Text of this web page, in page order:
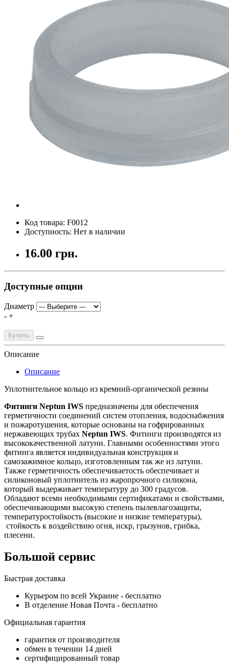
Код товара: F0012
Доступность: Нет в наличии
16.00 грн.
Доступные опции
Диаметр
- +
Купить
Описание
Описание
Уплотнительное кольцо из кремний-органической резины
Фитинги Neptun IWS предназначены для обеспечения
герметичности соединений систем отопления, водоснабжения
и пожаротушения, которые основаны на гофрированных
нержавеющих трубах Neptun IWS. Фитинги производятся из
высококачественной латуни. Главными особенностями этого
фитинга является индивидуальная конструкция и
самозажимное кольцо, изготовленным так же из латуни.
Также герметичность обеспечиваетость обеспечивает и
силиконовый уплотнитель из жаропрочного силикона,
который выдерживает температуру до 300 градусов.
Обладают всеми необходимыми сертификатами и свойствами,
обеспечивающими высокую степень пылевлагозащиты,
температуростойкость (высокие и низкие температуры),
стойкость к воздействию огня, искр, грызунов, грибка,
плесени.
Большой сервис
Быстрая доставка
Курьером по всей Украине - бесплатно
В отделение Новая Почта - бесплатно
Официальная гарантия
гарантия от производителя
обмен в течении 14 дней
сертифицированный товар